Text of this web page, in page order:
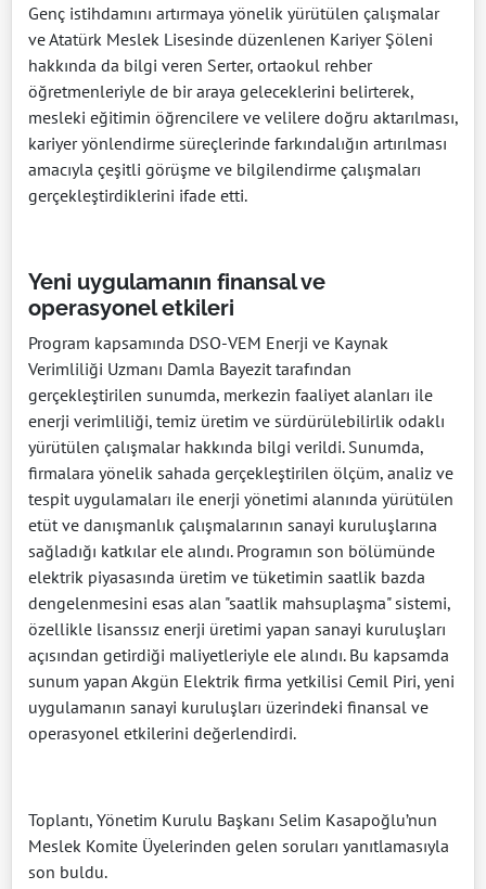
Genç istihdamını artırmaya yönelik yürütülen çalışmalar
ve Atatürk Meslek Lisesinde düzenlenen Kariyer Şöleni
hakkında da bilgi veren Serter, ortaokul rehber
öğretmenleriyle de bir araya geleceklerini belirterek,
mesleki eğitimin öğrencilere ve velilere doğru aktarılması,
kariyer yönlendirme süreçlerinde farkındalığın artırılması
amacıyla çeşitli görüşme ve bilgilendirme çalışmaları
gerçekleştirdiklerini ifade etti.
Yeni uygulamanın finansal ve
operasyonel etkileri
Program kapsamında DSO-VEM Enerji ve Kaynak
Verimliliği Uzmanı Damla Bayezit tarafından
gerçekleştirilen sunumda, merkezin faaliyet alanları ile
enerji verimliliği, temiz üretim ve sürdürülebilirlik odaklı
yürütülen çalışmalar hakkında bilgi verildi. Sunumda,
firmalara yönelik sahada gerçekleştirilen ölçüm, analiz ve
tespit uygulamaları ile enerji yönetimi alanında yürütülen
etüt ve danışmanlık çalışmalarının sanayi kuruluşlarına
sağladığı katkılar ele alındı. Programın son bölümünde
elektrik piyasasında üretim ve tüketimin saatlik bazda
dengelenmesini esas alan "saatlik mahsuplaşma" sistemi,
özellikle lisanssız enerji üretimi yapan sanayi kuruluşları
açısından getirdiği maliyetleriyle ele alındı. Bu kapsamda
sunum yapan Akgün Elektrik firma yetkilisi Cemil Piri, yeni
uygulamanın sanayi kuruluşları üzerindeki finansal ve
operasyonel etkilerini değerlendirdi.
Toplantı, Yönetim Kurulu Başkanı Selim Kasapoğlu’nun
Meslek Komite Üyelerinden gelen soruları yanıtlamasıyla
son buldu.